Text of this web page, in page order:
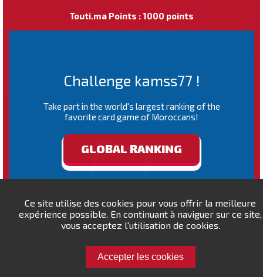
Ce site utilise des cookies pour vous offrir la meilleure
expérience possible. En continuant à naviguer sur ce site,
vous acceptez l'utilisation de cookies.
Accepter les cookies
Touti.ma Points : 1000 points
Challenge kamss77 !
Take part in the world's largest ranking of the
favorite card game of Moroccans!
GLOBAL RANKING